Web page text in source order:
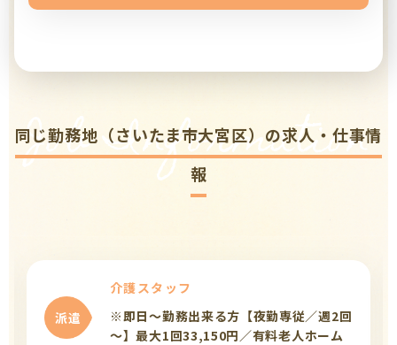
Job Information
同じ勤務地（さいたま市大宮区）の求人・仕事情
報
派遣
介護スタッフ
※即日～勤務出来る方【夜勤専従／週2回
～】最大1回33,150円／有料老人ホーム